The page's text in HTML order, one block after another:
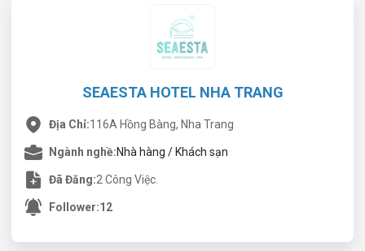
SEAESTA HOTEL NHA TRANG
Địa Chỉ:116A Hồng Bàng, Nha Trang
Ngành nghề:Nhà hàng / Khách sạn
Đã Đăng:2 Công Việc.
Follower:12